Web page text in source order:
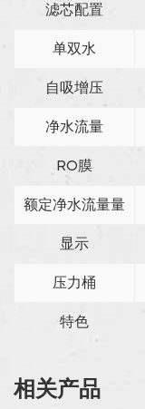
滤芯配置
单双水
自吸增压
净水流量
RO膜
额定净水流量量
显示
压力桶
特色
相关产品